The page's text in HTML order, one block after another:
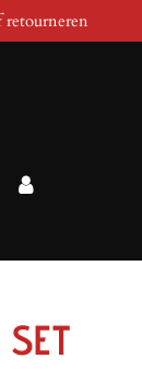
retourneren